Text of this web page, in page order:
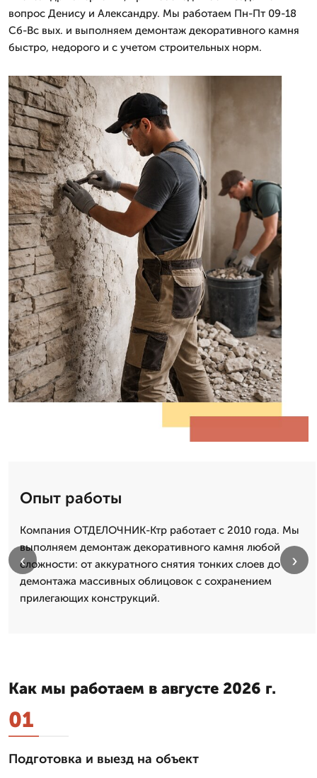
вопрос Денису и Александру. Мы работаем Пн-Пт 09-18
Сб-Вс вых. и выполняем демонтаж декоративного камня
быстро, недорого и с учетом строительных норм.
Опыт работы
Компания ОТДЕЛОЧНИК-Ктр работает с 2010 года. Мы
выполняем демонтаж декоративного камня любой
сложности: от аккуратного снятия тонких слоев до
демонтажа массивных облицовок с сохранением
прилегающих конструкций.
‹ ›
Как мы работаем в августе 2026 г.
01
Подготовка и выезд на объект